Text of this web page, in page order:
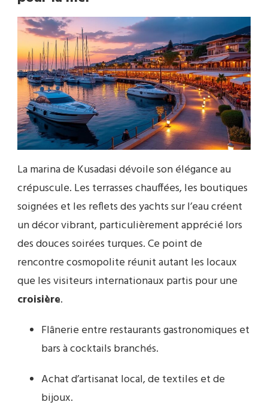
La marina de Kusadasi dévoile son élégance au
crépuscule. Les terrasses chauffées, les boutiques
soignées et les reflets des yachts sur l’eau créent
un décor vibrant, particulièrement apprécié lors
des douces soirées turques. Ce point de
rencontre cosmopolite réunit autant les locaux
que les visiteurs internationaux partis pour une
croisière.
Flânerie entre restaurants gastronomiques et
bars à cocktails branchés.
Achat d’artisanat local, de textiles et de
bijoux.